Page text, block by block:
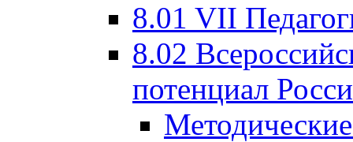
8.01 VII
8.02
потенциал